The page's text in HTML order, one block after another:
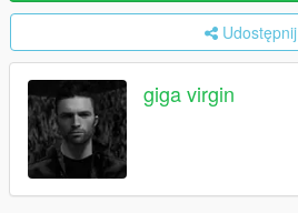
Udostępnij
giga virgin